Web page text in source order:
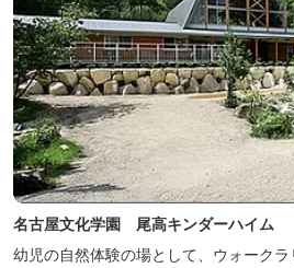
名古屋文化学園 尾高キンダーハイム
幼児の自然体験の場として、ウォーク